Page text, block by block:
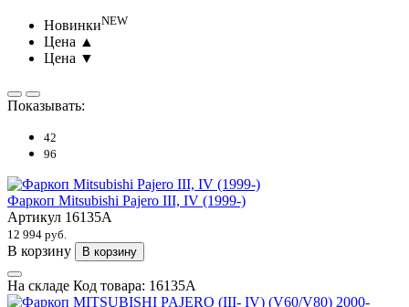
НовинкиNEW
Цена ▲
Цена ▼
Показывать:
42
96
Фаркоп Mitsubishi Pajero III, IV (1999-)
Артикул 16135A
12 994 руб.
В корзину В корзину
На складе Код товара: 16135A